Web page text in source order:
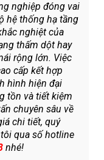
nghiệp đóng vai
hệ thống hạ tầng
nghiệt của
thấm dột hay
rộng lớn. Việc
cấp kết hợp
hình hiện đại
tồn và tiết kiệm
chuyên sâu về
chi tiết, quý
qua số hotline
nhé!